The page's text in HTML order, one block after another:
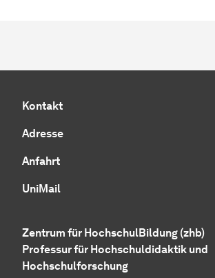
Kontakt
Adresse
Anfahrt
UniMail
Zentrum für HochschulBildung (zhb)
Professur für Hochschuldidaktik und
Hochschulforschung